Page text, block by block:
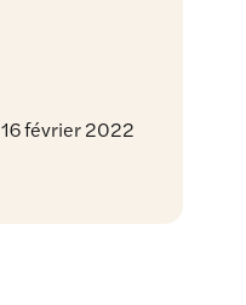
16 février 2022